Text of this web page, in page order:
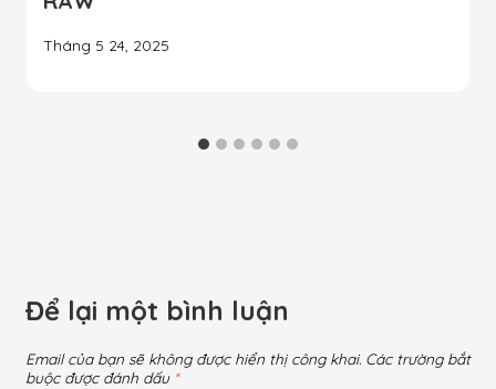
Tháng 5 24, 2025
Để lại một bình luận
Email của bạn sẽ không được hiển thị công khai. Các trường bắt
buộc được đánh dấu *